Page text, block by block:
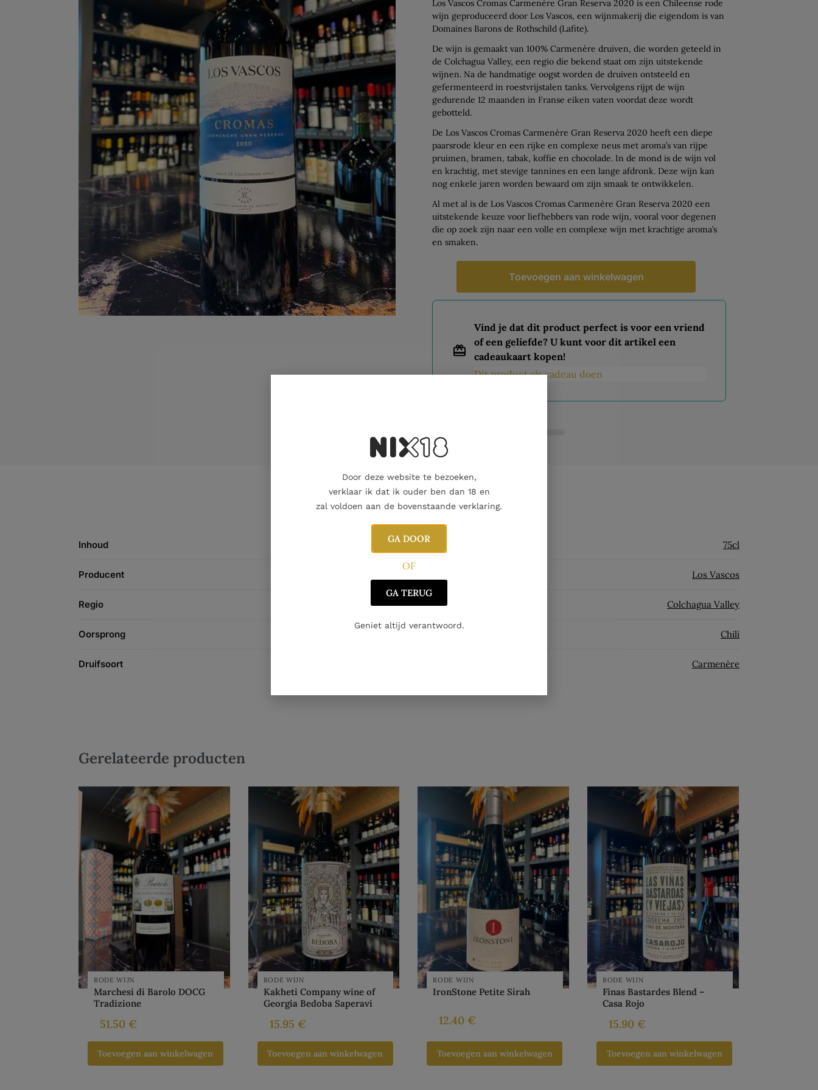
Los Vascos Cromas Carmenère Gran Reserva 2020 is een Chileense rode
wijn geproduceerd door Los Vascos, een wijnmakerij die eigendom is van
Domaines Barons de Rothschild (Lafite).
De wijn is gemaakt van 100% Carmenère druiven, die worden geteeld in
de Colchagua Valley, een regio die bekend staat om zijn uitstekende
wijnen. Na de handmatige oogst worden de druiven ontsteeld en
gefermenteerd in roestvrijstalen tanks. Vervolgens rijpt de wijn
gedurende 12 maanden in Franse eiken vaten voordat deze wordt
gebotteld.
De Los Vascos Cromas Carmenère Gran Reserva 2020 heeft een diepe
paarsrode kleur en een rijke en complexe neus met aroma’s van rijpe
pruimen, bramen, tabak, koffie en chocolade. In de mond is de wijn vol
en krachtig, met stevige tannines en een lange afdronk. Deze wijn kan
nog enkele jaren worden bewaard om zijn smaak te ontwikkelen.
Al met al is de Los Vascos Cromas Carmenère Gran Reserva 2020 een
uitstekende keuze voor liefhebbers van rode wijn, vooral voor degenen
die op zoek zijn naar een volle en complexe wijn met krachtige aroma’s
en smaken.
Toevoegen aan winkelwagen
Vind je dat dit product perfect is voor een vriend
of een geliefde? U kunt voor dit artikel een
cadeaukaart kopen!
Dit product als cadeau doen
Aanvullende informatie
Inhoud 75cl
Producent Los Vascos
Regio Colchagua Valley
Oorsprong Chili
Druifsoort Carmenère
Gerelateerde producten
RODE WIJN
Marchesi di Barolo DOCG
Tradizione
51.50 €
Toevoegen aan winkelwagen
RODE WIJN
Kakheti Company wine of
Georgia Bedoba Saperavi
15.95 €
Toevoegen aan winkelwagen
RODE WIJN
IronStone Petite Sirah
12.40 €
Toevoegen aan winkelwagen
RODE WIJN
Finas Bastardes Blend –
Casa Rojo
15.90 €
Toevoegen aan winkelwagen
Door deze website te bezoeken,
verklaar ik dat ik ouder ben dan 18 en
zal voldoen aan de bovenstaande verklaring.
GA DOOR
OF
GA TERUG
Geniet altijd verantwoord.